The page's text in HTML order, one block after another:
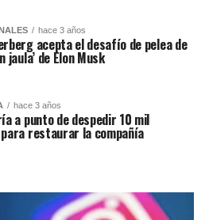
hace 3 años
acepta el desafío de pelea de
jaula’ de Elon Musk
hace 3 años
a punto de despedir 10 mil
para restaurar la compañía